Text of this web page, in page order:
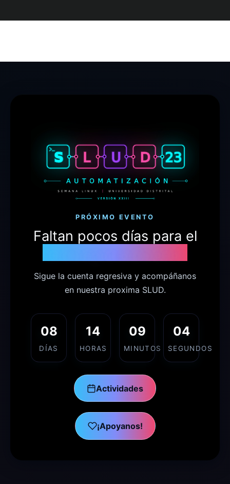
PRÓXIMO EVENTO
Faltan pocos días para el
Sigue la cuenta regresiva y acompáñanos
en nuestra proxima SLUD.
08
DÍAS
14
HORAS
09
MINUTOS
03
SEGUNDOS
Actividades
¡Apoyanos!